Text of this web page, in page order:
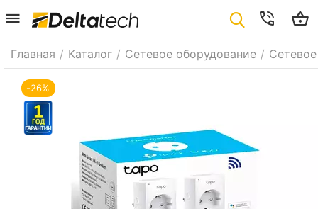
Главная / Каталог / Сетевое оборудование /
-26%